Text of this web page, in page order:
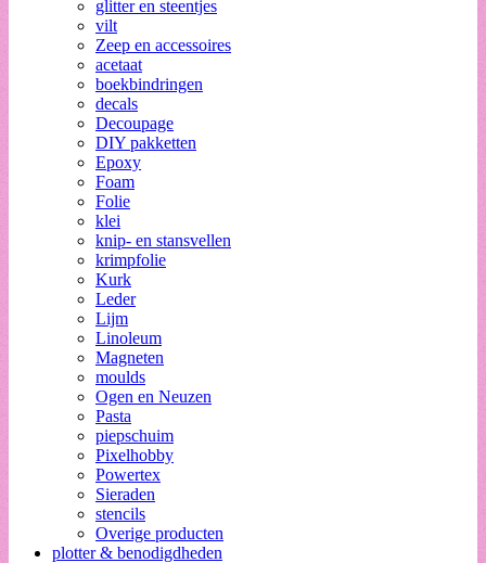
glitter en steentjes
vilt
Zeep en accessoires
acetaat
boekbindringen
decals
Decoupage
DIY pakketten
Epoxy
Foam
Folie
klei
knip- en stansvellen
krimpfolie
Kurk
Leder
Lijm
Linoleum
Magneten
moulds
Ogen en Neuzen
Pasta
piepschuim
Pixelhobby
Powertex
Sieraden
stencils
Overige producten
plotter & benodigdheden